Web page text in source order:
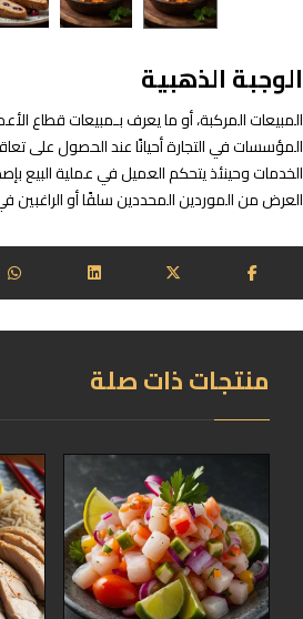
الوجبة الذهبية
المبيعات المركبة، أو ما يعرف بـمبيعات قطاع
المؤسسات في التجارة أحيانًا عند الحصول على
الخدمات وحينئذ يتحكم العميل في عملية البيع
العرض من الموردين المحددين سلفًا أو الراغبين
منتجات ذات صلة